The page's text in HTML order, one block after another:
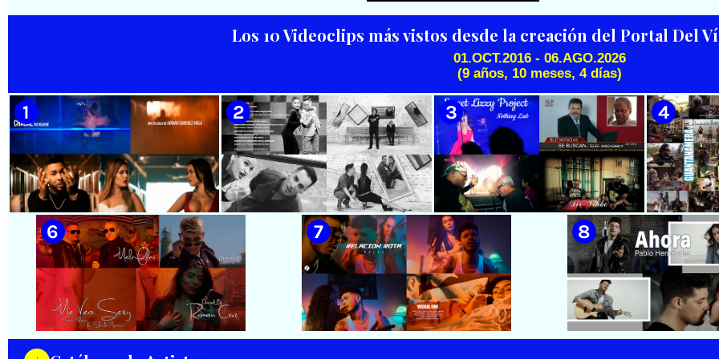
Autor: Ernesto Romero |
Director: Héctor Falagán De
Cabo | Videoclip | Música Pop
Rock Cubana | Artistas Cubanos
| Instrumental | CUBA
Videoclip de la película de
ficción ¨EL MAYOR¨ inspirada
en la vida del Mayor General
Ignacio Agramonte y Loynaz /
Director: Rigoberto López
Pego / ICAIC 👉 CUBA 👌
Cubana || Director: Marlon el
Científiko || CUBA
🟡 Julio Cé - ¨Dame¨ 📺
Videoclip
Los 10 Videoclips más vistos desde la creación del Portal Del
01.OCT.2016 - 06.AGO.2026
(9 años, 10 meses, 4 días)
🟡 Chacal - ¨No Volveré¨ - Videoclip
- Dirección: Adrián Sánchez Ávila
🟡 Adrián Berazaín & Luna
Manzanares - ¨Ya es después¨ -
Videoclip - Dirección: Lester
🟡 Sweet Lizzy Project - ¨Nothing
Lasts¨ - Videoclip - Dirección:
Víctor Vinuesa (Vitiko)
🟡
Change -